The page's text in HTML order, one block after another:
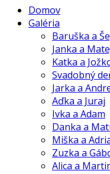
Domov
Galéria
Baruška a
Janka a
Katka a
Svadobný
Jarka a
Aďka a Juraj
Ivka a Adam
Danka a
Miška a
Zuzka a
Alica a